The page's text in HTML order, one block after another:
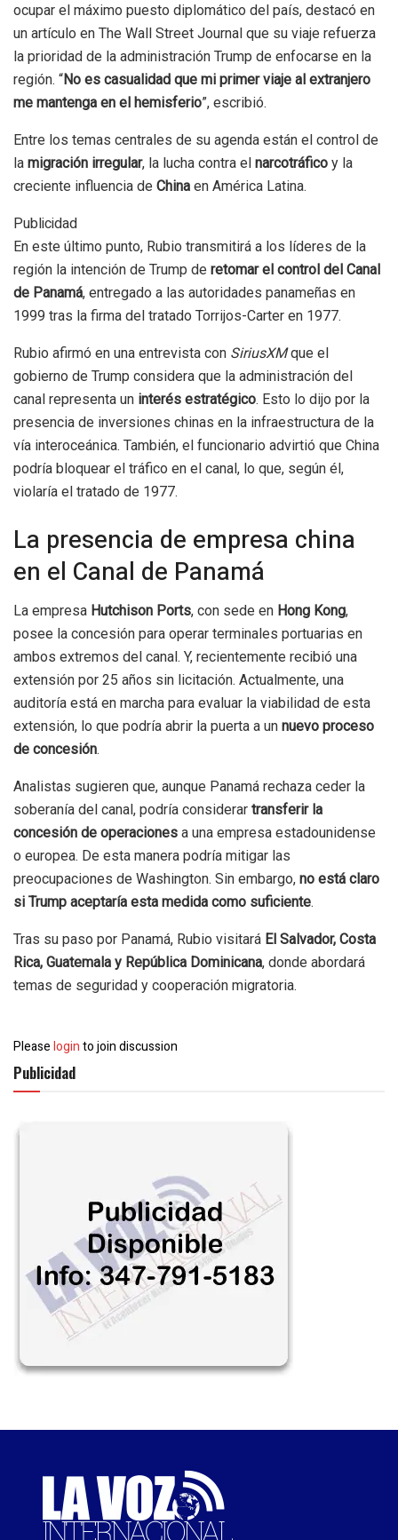
ocupar el máximo puesto diplomático del país, destacó en
un artículo en The Wall Street Journal que su viaje refuerza
la prioridad de la administración Trump de enfocarse en la
región. “No es casualidad que mi primer viaje al extranjero
me mantenga en el hemisferio”, escribió.
Entre los temas centrales de su agenda están el control de
la migración irregular, la lucha contra el narcotráfico y la
creciente influencia de China en América Latina.
Publicidad
En este último punto, Rubio transmitirá a los líderes de la
región la intención de Trump de retomar el control del Canal
de Panamá, entregado a las autoridades panameñas en
1999 tras la firma del tratado Torrijos-Carter en 1977.
Rubio afirmó en una entrevista con SiriusXMque el
gobierno de Trump considera que la administración del
canal representa un interés estratégico. Esto lo dijo por la
presencia de inversiones chinas en la infraestructura de la
vía interoceánica. También, el funcionario advirtió que China
podría bloquear el tráfico en el canal, lo que, según él,
violaría el tratado de 1977.
La presencia de empresa china
en el Canal de Panamá
La empresa Hutchison Ports, con sede en Hong Kong,
posee la concesión para operar terminales portuarias en
ambos extremos del canal. Y, recientemente recibió una
extensión por 25 años sin licitación. Actualmente, una
auditoría está en marcha para evaluar la viabilidad de esta
extensión, lo que podría abrir la puerta a un nuevo proceso
de concesión.
Analistas sugieren que, aunque Panamá rechaza ceder la
soberanía del canal, podría considerar transferir la
concesión de operaciones a una empresa estadounidense
o europea. De esta manera podría mitigar las
preocupaciones de Washington. Sin embargo, no está claro
si Trump aceptaría esta medida como suficiente.
Tras su paso por Panamá, Rubio visitará El Salvador, Costa
Rica, Guatemala y República Dominicana, donde abordará
temas de seguridad y cooperación migratoria.
Pleaseloginto join discussion
Publicidad